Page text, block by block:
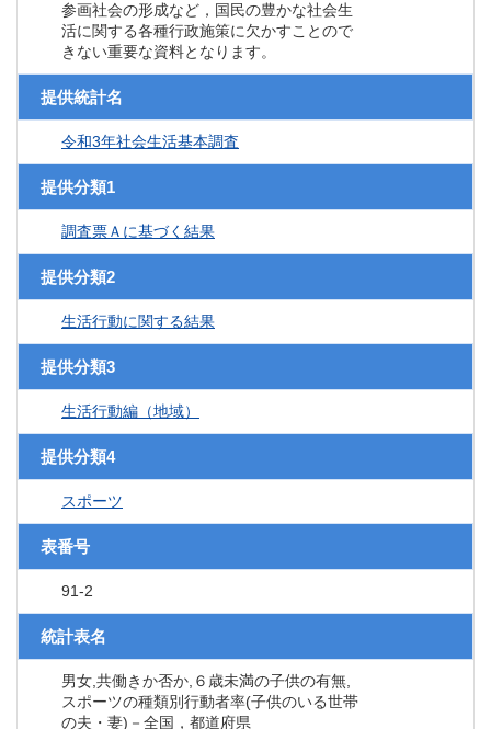
参画社会の形成など，国民の豊かな社会生
活に関する各種行政施策に欠かすことので
きない重要な資料となります。
提供統計名
令和3年社会生活基本調査
提供分類1
調査票Ａに基づく結果
提供分類2
生活行動に関する結果
提供分類3
生活行動編（地域）
提供分類4
スポーツ
表番号
91-2
統計表名
男女,共働きか否か,６歳未満の子供の有無,
スポーツの種類別行動者率(子供のいる世帯
の夫・妻)－全国，都道府県